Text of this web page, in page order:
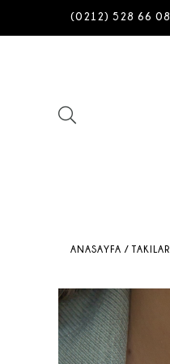
(0212) 528 66 08
ANASAYFA / TAKILAR